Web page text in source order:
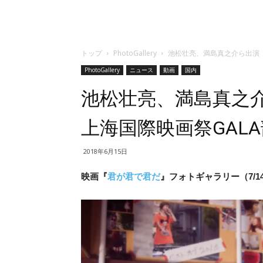
トップ PhotoGallery 池松壮亮、満島真之介ら出演
PhotoGallery ニュース 動画 国内
池松壮亮、満島真之
上海国際映画祭
2018年6月15日
映画『君が君で君だ』フォトギャラリー（7/